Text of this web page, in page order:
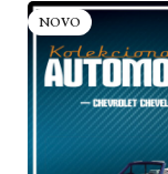
NOVO